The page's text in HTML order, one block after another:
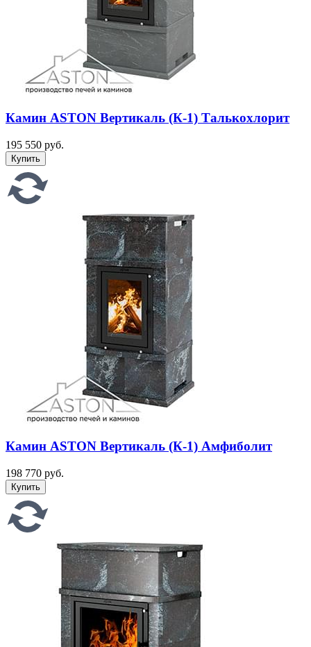
Камин ASTON Вертикаль (К-1) Талькохлорит
195 550 руб.
Камин ASTON Вертикаль (К-1) Амфиболит
198 770 руб.